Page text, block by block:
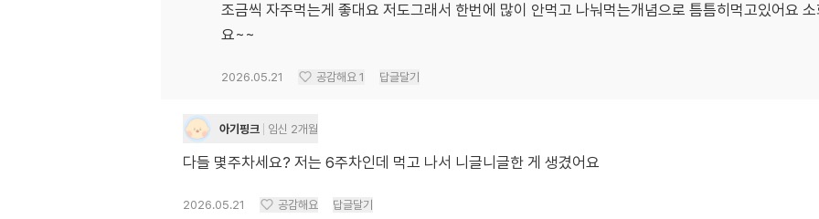
조금씩 자주먹는게 좋대요 저도그래서 한번에 많이 안먹고 나눠먹는개념으로 틈틈히먹고있어요
요~~
2026.05.21 공감해요 1 답글달기
아기핑크 임신 2개월
다들 몇주차세요? 저는 6주차인데 먹고 나서 니글니글한 게 생겼어요
2026.05.21 공감해요 답글달기